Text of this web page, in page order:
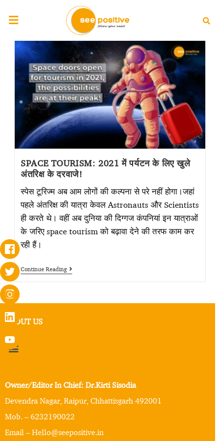
SPACE TOURISM: 2021 में पर्यटन के लिए खुले
अंतरिक्ष के दरवाजे!
स्पेस टूरिज्म अब आम लोगों की कल्पना से परे नहीं होगा।जहां
पहले अंतरिक्ष की यात्रा केवल Astronauts और Scientists
ही करते थे। वहीं अब दुनिया की दिग्गज कंपनियां इन यात्राओं
के जरिए space tourism को बढ़ावा देने की तरफ काम कर
रही हैं।
Continue Reading
ABOUT US
Owner/Editor In Chief: Dr.Kirti Sisodia
Devendra Nagar, Raipur, Chhattisgarh 492001
Mob. – 6232190022
Email – Hello@seepositive.in